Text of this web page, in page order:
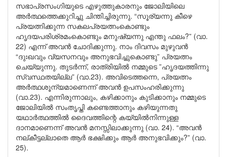
സഭാപ്രസംഗിയുടെ എഴുത്തുകാരനും ജോലിയിലെ
അർത്ഥത്തെക്കുറിച്ചു ചിന്തിച്ചിരുന്നു. “സൂര്യന്നു കീഴെ
പ്രയത്നിക്കുന്ന സകലപ്രയത്നംകൊണ്ടും
ഹൃദയപരിശ്രമംകൊണ്ടും മനുഷ്യന്നു എന്തു ഫലം?” (വാ.
22) എന്ന് അവൻ ചോദിക്കുന്നു. നാം ദിവസം മുഴുവൻ
“ദുഃഖവും വ്യസനവും അനുഭവിച്ചുകൊണ്ടു” പ്രയത്നം
ചെയ്യുന്നു. തുടർന്ന്, രാത്രിയിൽ നമ്മുടെ ”ഹൃദയത്തിന്നു
സ്വസ്ഥതയില്ല” (വാ.23). അവിടെത്തന്നെ, പ്രയത്നം
അർത്ഥശൂന്യമാണെന്ന് അവൻ ഉപസംഹരിക്കുന്നു
(വാ.23). എന്നിരുന്നാലും, കഴിക്കാനും കുടിക്കാനും നമ്മുടെ
ജോലിയിൽ സംതൃപ്തി കണ്ടെത്താനും കഴിയുന്നതു
യഥാർത്ഥത്തിൽ ദൈവത്തിന്റെ കയ്യിൽനിന്നുള്ള
ദാനമാണെന്ന് അവൻ മനസ്സിലാക്കുന്നു (വാ. 24). “അവൻ
നല്കീട്ടല്ലാതെ ആർ ഭക്ഷിക്കും ആർ അനുഭവിക്കും?” (വാ.
25).